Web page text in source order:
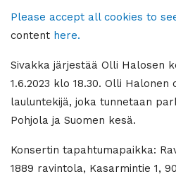
Please accept all cookies to
content here.
Sivakka järjestää Olli Halosen
1.6.2023 klo 18.30. Olli Halonen
lauluntekijä, joka tunnetaan
Pohjola ja Suomen kesä.
Konsertin tapahtumapaikka:
1889 ravintola, Kasarmintie 1,